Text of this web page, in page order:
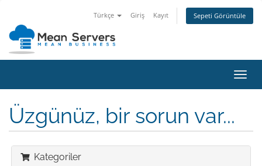
Türkçe Giriş Kayıt Sepeti Görüntüle
Üzgünüz, bir sorun var...
Kategoriler